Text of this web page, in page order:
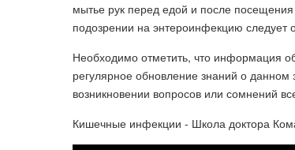
мытье рук перед едой и после
подозрении на энтероинфекцию следует
Необходимо отметить, что информация
регулярное обновление знаний о данном
возникновении вопросов или сомнений
Кишечные инфекции - Школа доктора